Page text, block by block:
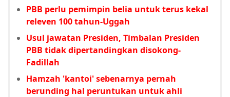
PBB perlu pemimpin belia untuk terus kekal
releven 100 tahun-Uggah
Usul jawatan Presiden, Timbalan Presiden
PBB tidak dipertandingkan disokong-
Fadillah
Hamzah 'kantoi' sebenarnya pernah
berunding hal peruntukan untuk ahli